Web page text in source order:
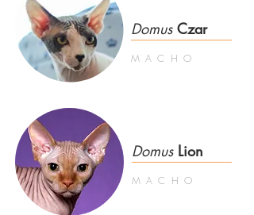
Domus Czar
MACHO
Domus Lion
MACHO